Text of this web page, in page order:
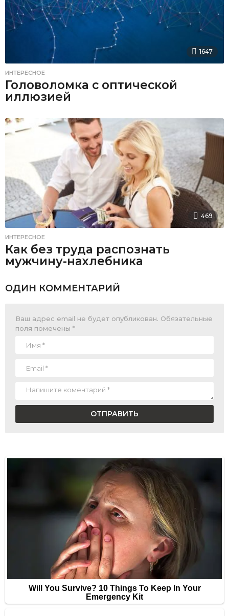
1647
ИНТЕРЕСНОЕ
Головоломка с оптической
иллюзией
469
ИНТЕРЕСНОЕ
Как без труда распознать
мужчину-нахлебника
ОДИН КОММЕНТАРИЙ
Ваш адрес email не будет опубликован. Обязательные
поля помечены *